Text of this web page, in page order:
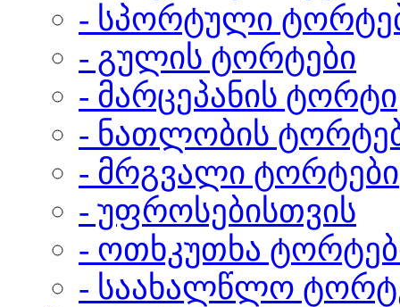
- სპორტული
- გულის ტორტები
- მარცეპანის ტორტი
- ნათლობის
- მრგვალი ტორტები
- უფროსებისთვის
- ოთხკუთხა
- საახალწლო